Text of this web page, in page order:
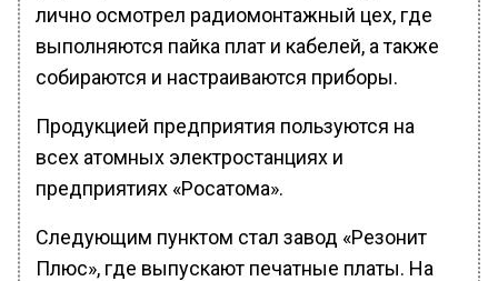
лично осмотрел радиомонтажный цех, где
выполняются пайка плат и кабелей, а также
собираются и настраиваются приборы.
Продукцией предприятия пользуются на
всех атомных электростанциях и
предприятиях «Росатома».
Следующим пунктом стал завод «Резонит
Плюс», где выпускают печатные платы. На